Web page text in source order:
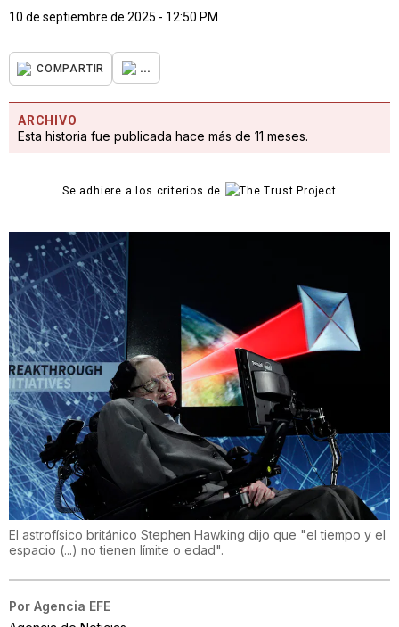
10 de septiembre de 2025 - 12:50 PM
COMPARTIR ...
ARCHIVO
Esta historia fue publicada hace más de 11 meses.
Se adhiere a los criterios de
El astrofísico británico Stephen Hawking dijo que "el tiempo y el
espacio (...) no tienen límite o edad".
Por Agencia EFE